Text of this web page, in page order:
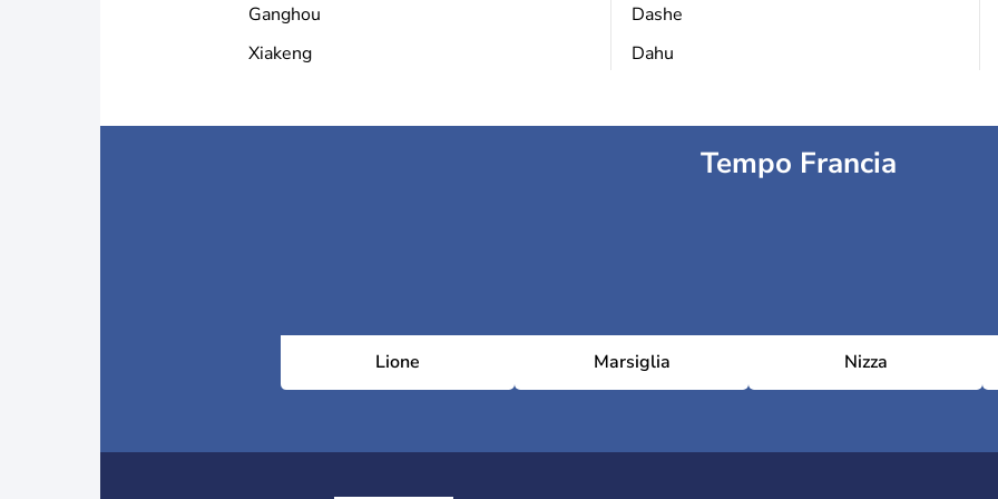
Ganghou
Xiakeng
Dashe
Dahu
Tempo Francia
Lione Marsiglia Nizza